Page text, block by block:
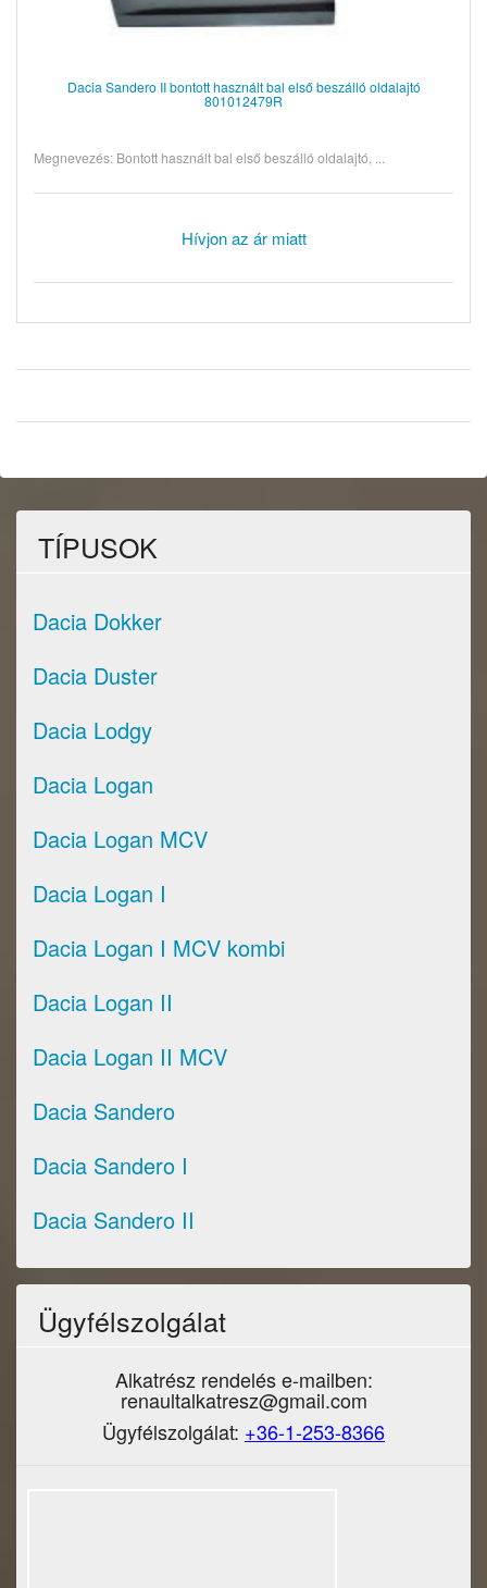
Dacia Sandero II bontott használt bal első beszálló oldalajtó
801012479R
Megnevezés: Bontott használt bal első beszálló oldalajtó, ...
Hívjon az ár miatt
TÍPUSOK
Dacia Dokker
Dacia Duster
Dacia Lodgy
Dacia Logan
Dacia Logan MCV
Dacia Logan I
Dacia Logan I MCV kombi
Dacia Logan II
Dacia Logan II MCV
Dacia Sandero
Dacia Sandero I
Dacia Sandero II
Ügyfélszolgálat
Alkatrész rendelés e-mailben:
renaultalkatresz@gmail.com
Ügyfélszolgálat: +36-1-253-8366